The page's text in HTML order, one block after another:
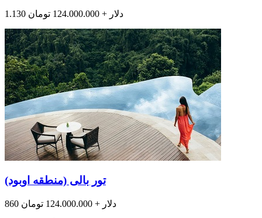
1.130 دلار + 124.000.000 تومان
تور بالی (منطقه اوبود)
860 دلار + 124.000.000 تومان